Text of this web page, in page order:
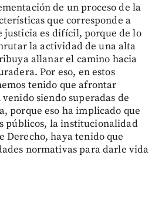
de un proceso de la
que corresponde a
justicia es difícil, porque de lo
la actividad de una alta
allanar el camino hacia
Por eso, en estos
tenido que afrontar
siendo superadas de
porque eso ha implicado que
públicos, la institucionalidad
Derecho, haya tenido que
normativas para darle vida